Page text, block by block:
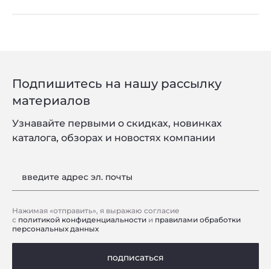
Подпишитесь на нашу рассылку
материалов
Узнавайте первыми о скидках, новинках
каталога, обзорах и новостях компании
введите адрес эл. почты
Нажимая «отправить», я выражаю согласие
с политикой конфиденциальности и правилами обработки
персональных данных
подписаться